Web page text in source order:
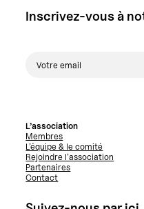
Inscrivez-vous à
L’association
Membres
L’équipe & le comité
Rejoindre l’association
Partenaires
Contact